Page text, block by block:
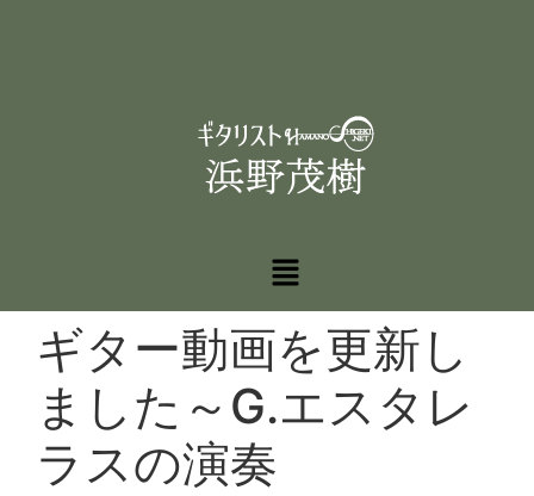
ギター動画を更新し
ました～G.エスタレ
ラスの演奏